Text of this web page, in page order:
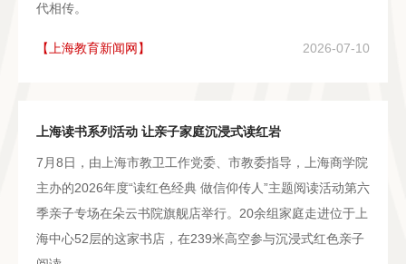
代相传。
2026-07-10
【上海教育新闻网】
上海读书系列活动 让亲子家庭沉浸式读红岩
7月8日，由上海市教卫工作党委、市教委指导，上海商学院
主办的2026年度“读红色经典 做信仰传人”主题阅读活动第六
季亲子专场在朵云书院旗舰店举行。20余组家庭走进位于上
海中心52层的这家书店，在239米高空参与沉浸式红色亲子